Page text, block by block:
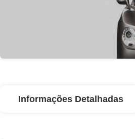
Informações Detalhadas